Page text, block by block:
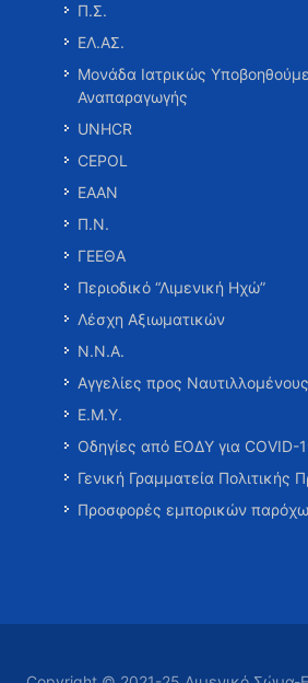
Π.Σ.
ΕΛ.ΑΣ.
Μονάδα Ιατρικώς
Αναπαραγωγής
UNHCR
CEPOL
ΕΑΑΝ
Π.Ν.
ΓΕΕΘΑ
Περιοδικό “Λιμενική Ηχώ”
Λέσχη Αξιωματικών
Ν.Ν.Α.
Αγγελίες προς Ναυτιλλομένους
Ε.Μ.Υ.
Οδηγίες από ΕΟΔΥ για COVID-
Γενική Γραμματεία Πολιτικής
Προσφορές εμπορικών